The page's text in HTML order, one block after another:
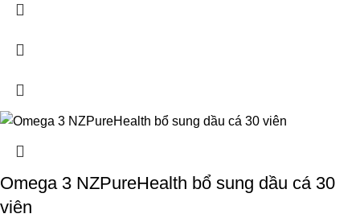
Omega 3 NZPureHealth bổ sung dầu cá 30
viên